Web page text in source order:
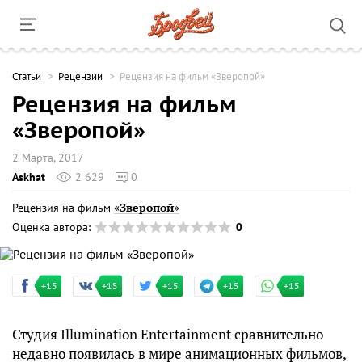
Cтатьи Рецензии Рецензия на фильм «Зверопой»
Рецензия на фильм
«Зверопой»
2 Марта, 2017
Askhat
2 629 0
Рецензия на фильм «Зверопой»
Оценка автора: 0
+15 +15 +15 +15 +15
Студия Illumination Entertainment сравнительно
недавно появилась в мире анимационных фильмов,